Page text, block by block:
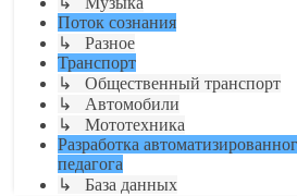
Поток сознания
↳ Разное
Транспорт
↳ Общественный транспорт
↳ Автомобили
↳ Мототехника
Разработка
педагога
↳ База данных